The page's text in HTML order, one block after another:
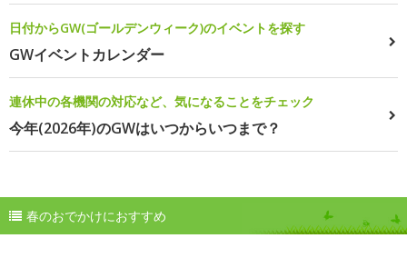
日付からGW(ゴールデンウィーク)のイベントを探す
GWイベントカレンダー
連休中の各機関の対応など、気になることをチェック
今年(2026年)のGWはいつからいつまで？
春のおでかけにおすすめ